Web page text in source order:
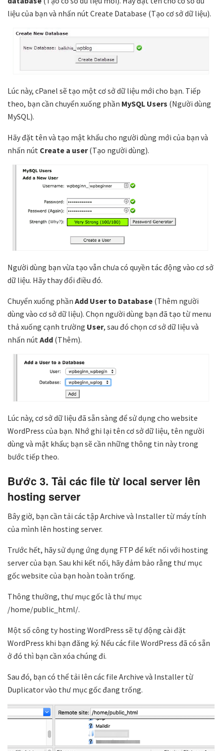
liệu của bạn và nhấn nút Create Database (Tạo cơ sở dữ liệu).
Lúc này, cPanel sẽ tạo một cơ sở dữ liệu mới cho bạn. Tiếp
theo, bạn cần chuyển xuống phần MySQL Users (Người dùng
MySQL).
Hãy đặt tên và tạo mật khẩu cho người dùng mới của bạn và
nhấn nút Create a user(Tạo người dùng).
Người dùng bạn vừa tạo vẫn chưa có quyền tác động vào cơ sở
dữ liệu. Hãy thay đổi điều đó.
Chuyển xuống phần Add User to Database (Thêm người
dùng vào cơ sở dữ liệu). Chọn người dùng bạn đã tạo từ menu
thả xuống cạnh trường User, sau đó chọn cơ sở dữ liệu và
nhấn nút Add (Thêm).
Lúc này, cơ sở dữ liệu đã sẵn sàng để sử dụng cho website
WordPress của bạn. Nhớ ghi lại tên cơ sở dữ liệu, tên người
dùng và mật khẩu; bạn sẽ cần những thông tin này trong
bước tiếp theo.
Bước 3. Tải các file từ local server lên
hosting server
Bây giờ, bạn cần tải các tập Archive và Installer từ máy tính
của mình lên hosting server.
Trước hết, hãy sử dụng ứng dụng FTP để kết nối với hosting
server của bạn. Sau khi kết nối, hãy đảm bảo rằng thư mục
gốc website của bạn hoàn toàn trống.
Thông thường, thư mục gốc là thư mục
/home/public_html/.
Một số công ty hosting WordPress sẽ tự động cài đặt
WordPress khi bạn đăng ký. Nếu các file WordPress đã có sẵn
ở đó thì bạn cần xóa chúng đi.
Sau đó, bạn có thể tải lên các file Archive và Installer từ
Duplicator vào thư mục gốc đang trống.